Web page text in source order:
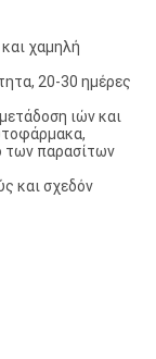
χαμηλή
20-30 ημέρες
ιών και
των παρασίτων
και σχεδόν